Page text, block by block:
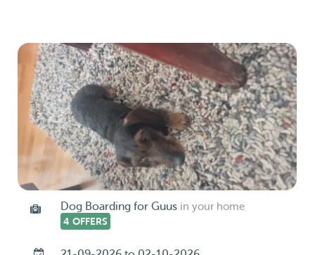
Dog Boarding for Guus in your home
4 OFFERS